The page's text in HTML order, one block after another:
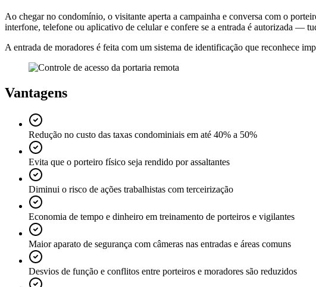
Ao chegar no condomínio, o visitante aperta a campainha e conversa com o
interfone, telefone ou aplicativo de celular e confere se a entrada é autorizada —
A entrada de moradores é feita com um sistema de identificação que reconhece
Vantagens
Redução no custo das taxas condominiais em até 40% a 50%
Evita que o porteiro físico seja rendido por assaltantes
Diminui o risco de ações trabalhistas com terceirização
Economia de tempo e dinheiro em treinamento de porteiros e vigilantes
Maior aparato de segurança com câmeras nas entradas e áreas comuns
Desvios de função e conflitos entre porteiros e moradores são reduzidos